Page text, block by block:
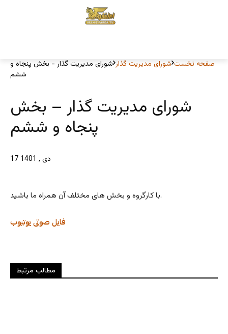
صفحه نخست شورای مدیریت گذار شورای مدیریت گذار - بخش پنجاه و
ششم
شورای مدیریت گذار – بخش
پنجاه و ششم
17 دی , 1401
با کارگروه و بخش های مختلف آن همراه ما باشید.
یوتیوب فایل صوتی
مطالب مرتبط